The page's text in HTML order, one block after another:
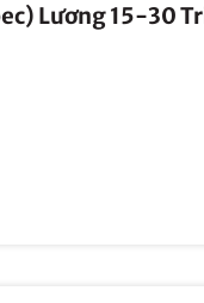
Lương 15-30